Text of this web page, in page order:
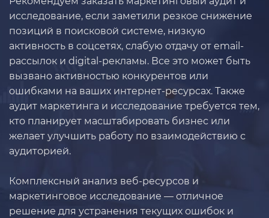
исследование, если заметили резкое снижение
позиций в поисковой системе, низкую
активность в соцсетях, слабую отдачу от email-
рассылок и digital-рекламы. Все это может быть
вызвано активностью конкурентов или
ошибками на ваших интернет-ресурсах. Также
аудит маркетинга и исследование требуется тем,
кто планирует масштабировать бизнес или
желает улучшить работу по взаимодействию с
аудиторией.
Комплексный анализ веб-ресурсов и
маркетинговое исследование — отличное
решение для устранения текущих ошибок и